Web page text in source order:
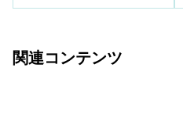
関連コンテンツ